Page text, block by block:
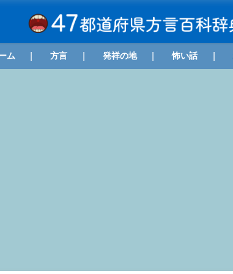
ム 方言 発祥の地 怖い話